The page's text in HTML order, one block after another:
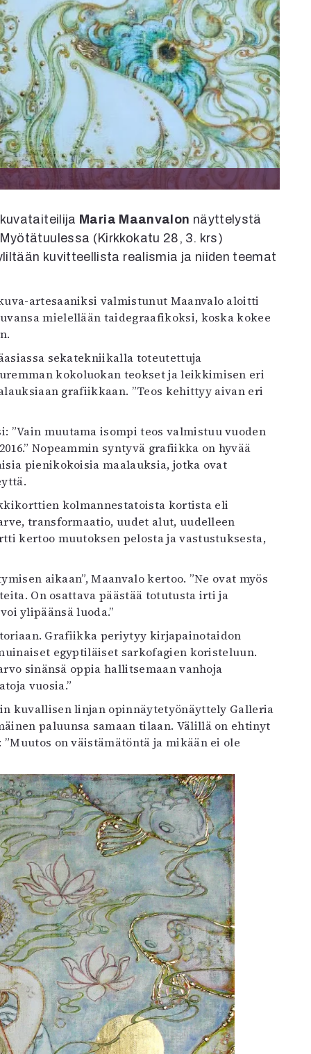
Maria Maanvalon näyttelystä
(Kirkkokatu 28, 3. krs)
kuvitteellista realismia ja niiden teemat
mielellään taidegraafikoksi, koska kokee
sekatekniikalla toteutettuja
kokoluokan teokset ja leikkimisen eri
grafiikkaan. ”Teos kehittyy aivan eri
”Vain muutama isompi teos valmistuu vuoden
Nopeammin syntyvä grafiikka on hyvää
pienikokoisia maalauksia, jotka ovat
kolmannestatoista kortista eli
transformaatio, uudet alut, uudelleen
kertoo muutoksen pelosta ja vastustuksesta,
aikaan”, Maanvalo kertoo. ”Ne ovat myös
On osattava päästää totutusta irti ja
ylipäänsä luoda.”
Grafiikka periytyy kirjapainotaidon
egyptiläiset sarkofagien koristeluun.
sinänsä oppia hallitsemaan vanhoja
vuosia.”
kuvallisen linjan opinnäytetyönäyttely Galleria
paluunsa samaan tilaan. Välillä on ehtinyt
on väistämätöntä ja mikään ei ole